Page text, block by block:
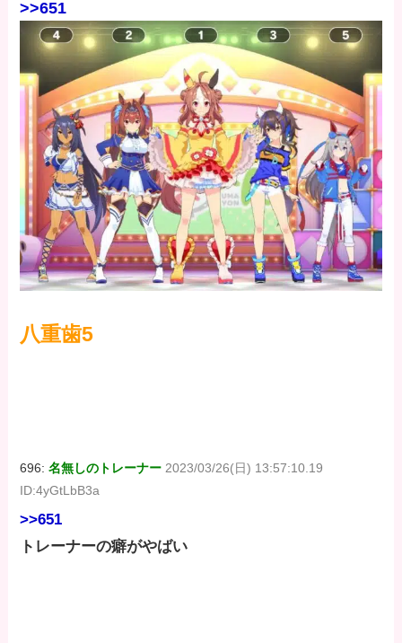
>>651
八重歯5
696:名無しのトレーナー 2023/03/26(日) 13:57:10.19
ID:4yGtLbB3a
>>651
トレーナーの癖がやばい